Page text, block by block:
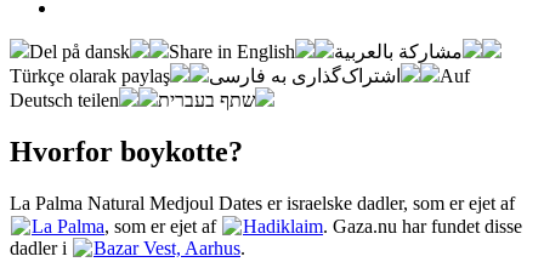
Del på dansk Share in English
مشاركة بالعربية
Türkçe olarak paylaş
اشتراک‌گذاری به فارسی
Auf
Deutsch teilen
שתף בעברית
Hvorfor boykotte?
La Palma Natural Medjoul Dates er israelske dadler, som er ejet af
La Palma, som er ejet af Hadiklaim. Gaza.nu har fundet disse
dadler i
Bazar Vest, Aarhus.